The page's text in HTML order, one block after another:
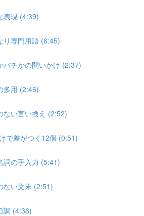
表現 (4:39)
り専門用語 (6:45)
バチかの問いかけ (2:37)
多用 (2:46)
ない言い換え (2:52)
で差がつく12個 (0:51)
詞の手入力 (5:41)
ない文末 (2:51)
調 (4:36)